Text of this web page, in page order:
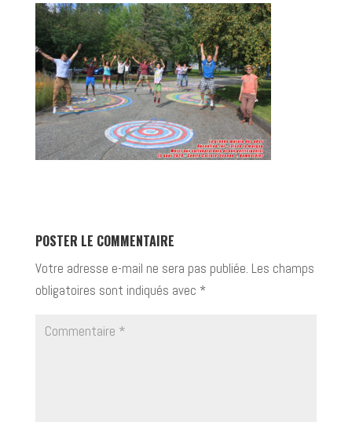
POSTER LE COMMENTAIRE
Votre adresse e-mail ne sera pas publiée. Les champs
obligatoires sont indiqués avec *